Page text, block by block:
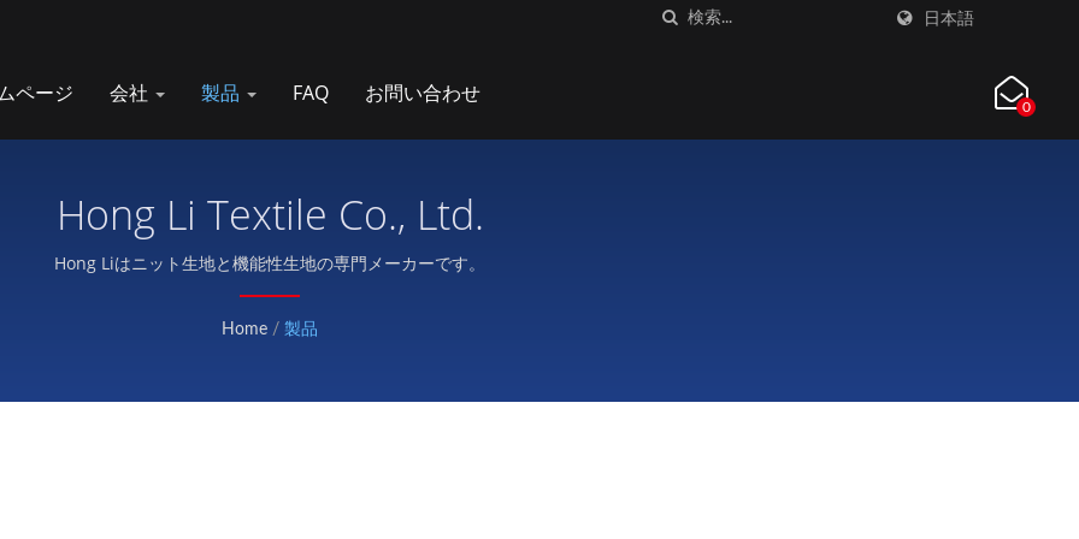
日本語
ページ 会社 製品 FAQ お問い合わせ
0
Hong Li Textile Co., Ltd.
Hong Liはニット生地と機能性生地の専門メーカーです。
Home / 製品